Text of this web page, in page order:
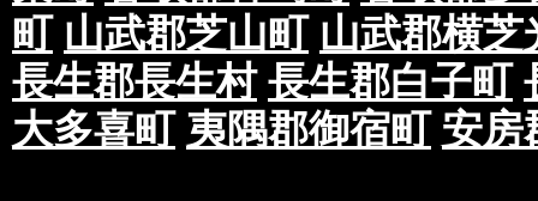
町 山武郡芝山町 山武郡横芝
長生郡長生村 長生郡白子町
大多喜町 夷隅郡御宿町 安房